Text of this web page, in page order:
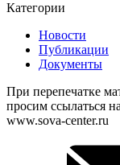
Категории
Новости
Публикации
Документы
При перепечатке
просим ссылаться
www.sova-center.ru